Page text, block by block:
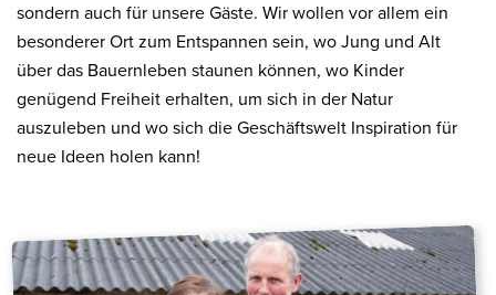
sondern auch für unsere Gäste. Wir wollen vor allem ein
besonderer Ort zum Entspannen sein, wo Jung und Alt
über das Bauernleben staunen können, wo Kinder
genügend Freiheit erhalten, um sich in der Natur
auszuleben und wo sich die Geschäftswelt Inspiration für
neue Ideen holen kann!